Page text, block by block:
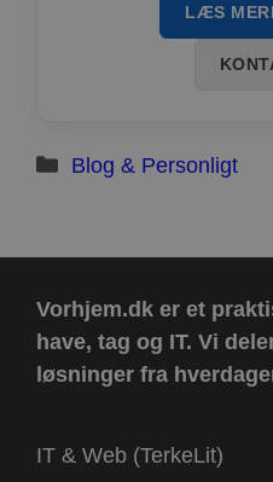
LÆS
Kategorier
Blog & Personligt
Vorhjem.dk er et
have, tag og IT. Vi
løsninger fra
IT & Web (TerkeLit)